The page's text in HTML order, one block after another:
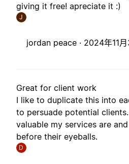
giving it free! apreciate it :)
J
jordan peace · 2024年11月
Great for client work
I like to duplicate this into
to persuade potential
valuable my services are
before their eyeballs.
D